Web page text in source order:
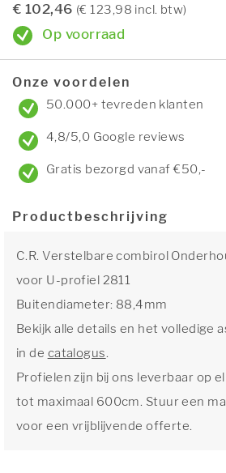
€ 102,46 (€ 123,98 incl. btw)
Op voorraad
Onze voordelen
50.000+ tevreden klanten
4,8/5,0 Google reviews
Gratis bezorgd vanaf €50,-
Productbeschrijving
C.R. Verstelbare combirol
voor U-profiel 2811
Buitendiameter: 88,4mm
Bekijk alle details en het volledige
in de catalogus.
Profielen zijn bij ons leverbaar op
tot maximaal 600cm. Stuur een
voor een vrijblijvende offerte.